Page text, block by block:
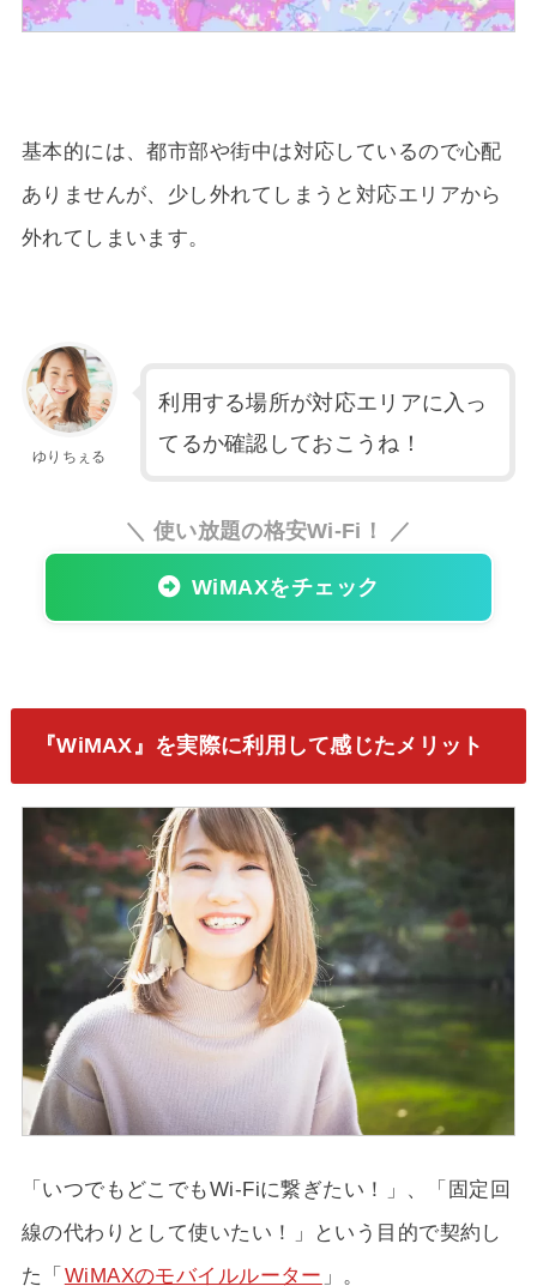
基本的には、都市部や街中は対応しているので心配
ありませんが、少し外れてしまうと対応エリアから
外れてしまいます。
ゆりちぇる
利用する場所が対応エリアに入っ
てるか確認しておこうね！
＼ 使い放題の格安Wi-Fi！ ／
WiMAXをチェック
『WiMAX』を実際に利用して感じたメリット
「いつでもどこでもWi-Fiに繋ぎたい！」、「固定回
線の代わりとして使いたい！」という目的で契約し
た「WiMAXのモバイルルーター 」。